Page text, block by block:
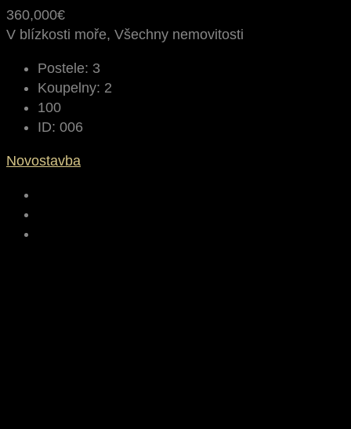
360,000€
V blízkosti moře, Všechny nemovitosti
Postele: 3
Koupelny: 2
100
ID: 006
Novostavba